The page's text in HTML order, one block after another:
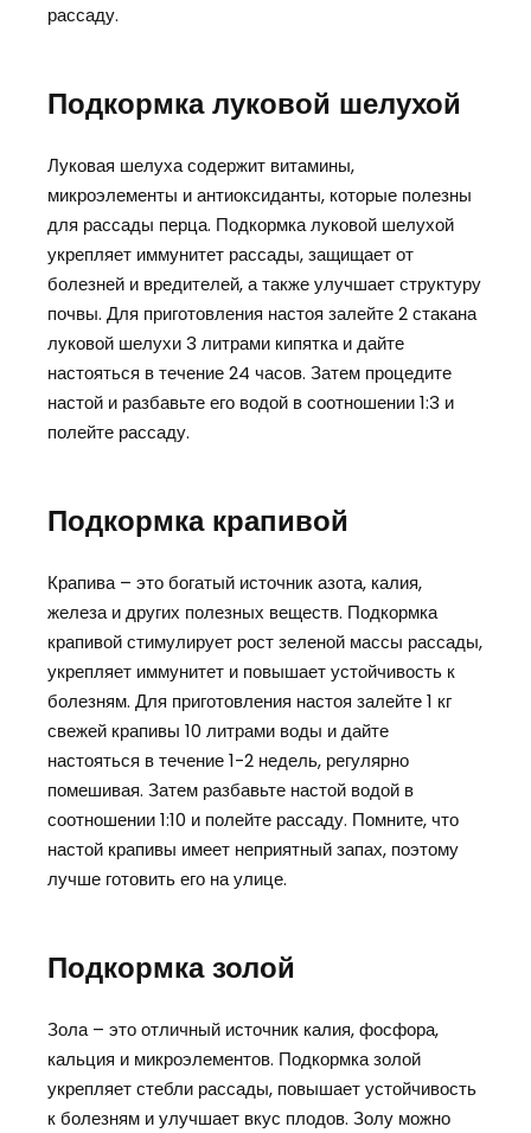
рассаду.
Подкормка луковой шелухой
Луковая шелуха содержит витамины,
микроэлементы и антиоксиданты, которые полезны
для рассады перца. Подкормка луковой шелухой
укрепляет иммунитет рассады, защищает от
болезней и вредителей, а также улучшает структуру
почвы. Для приготовления настоя залейте 2 стакана
луковой шелухи 3 литрами кипятка и дайте
настояться в течение 24 часов. Затем процедите
настой и разбавьте его водой в соотношении 1:3 и
полейте рассаду.
Подкормка крапивой
Крапива – это богатый источник азота, калия,
железа и других полезных веществ. Подкормка
крапивой стимулирует рост зеленой массы рассады,
укрепляет иммунитет и повышает устойчивость к
болезням. Для приготовления настоя залейте 1 кг
свежей крапивы 10 литрами воды и дайте
настояться в течение 1-2 недель, регулярно
помешивая. Затем разбавьте настой водой в
соотношении 1:10 и полейте рассаду. Помните, что
настой крапивы имеет неприятный запах, поэтому
лучше готовить его на улице.
Подкормка золой
Зола – это отличный источник калия, фосфора,
кальция и микроэлементов. Подкормка золой
укрепляет стебли рассады, повышает устойчивость
к болезням и улучшает вкус плодов. Золу можно